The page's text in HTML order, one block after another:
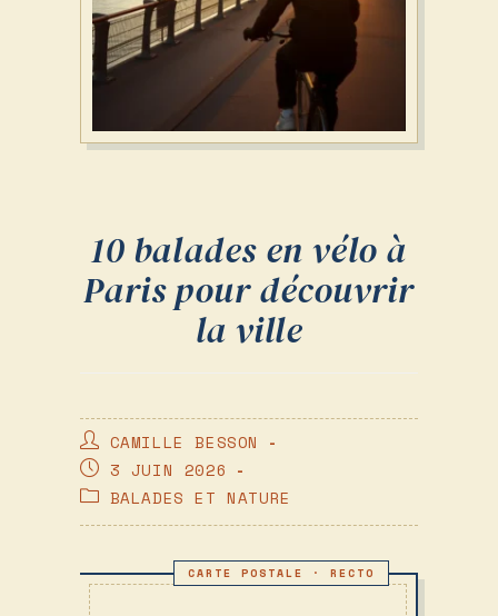
10 balades en vélo à
Paris pour découvrir
la ville
AUTEUR/AUTRICE
DE
LA
PUBLICATION :
CAMILLE BESSON
PUBLICATION
PUBLIÉE :
3 JUIN 2026
POSTBALADES ET NATURE